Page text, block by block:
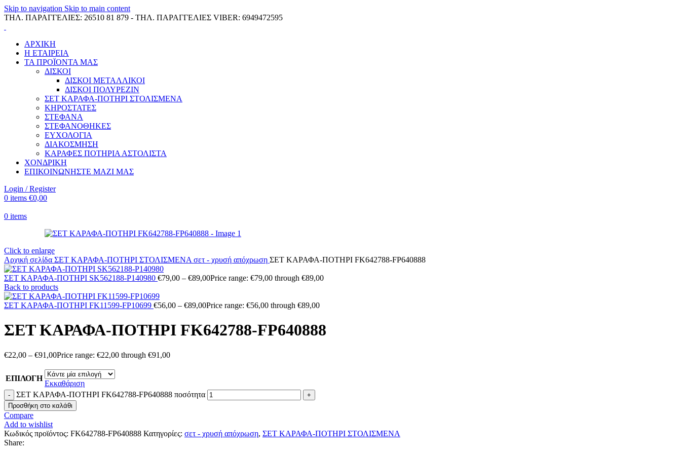
Skip to navigation Skip to main content
ΤΗΛ. ΠΑΡΑΓΓΕΛΙΕΣ: 26510 81 879 - ΤΗΛ. ΠΑΡΑΓΓΕΛΙΕΣ VIBER: 6949472595
ΑΡΧΙΚΗ
Η ΕΤΑΙΡΕΙΑ
ΤΑ ΠΡΟΪΟΝΤΑ ΜΑΣ
ΔΙΣΚΟΙ
ΔΙΣΚΟΙ ΜΕΤΑΛΛΙΚΟΙ
ΔΙΣΚΟΙ ΠΟΛΥΡΕΖΙΝ
ΣΕΤ ΚΑΡΑΦΑ-ΠΟΤΗΡΙ ΣΤΟΛΙΣΜΕΝΑ
ΚΗΡΟΣΤΑΤΕΣ
ΣΤΕΦΑΝΑ
ΣΤΕΦΑΝΟΘΗΚΕΣ
ΕΥΧΟΛΟΓΙΑ
ΔΙΑΚΟΣΜΗΣΗ
ΚΑΡΑΦΕΣ ΠΟΤΗΡΙΑ ΑΣΤΟΛΙΣΤΑ
ΧΟΝΔΡΙΚΗ
ΕΠΙΚΟΙΝΩΝΗΣΤΕ ΜΑΖΙ ΜΑΣ
Login / Register
0 items €0,00
0 items
Click to enlarge
Αρχική σελίδα ΣΕΤ ΚΑΡΑΦΑ-ΠΟΤΗΡΙ ΣΤΟΛΙΣΜΕΝΑ σετ - χρυσή απόχρωση ΣΕΤ ΚΑΡΑΦΑ-ΠΟΤΗΡΙ FK642788-FP640888
ΣΕΤ ΚΑΡΑΦΑ-ΠΟΤΗΡΙ SK562188-P140980 €79,00 – €89,00Price range: €79,00 through €89,00
Back to products
ΣΕΤ ΚΑΡΑΦΑ-ΠΟΤΗΡΙ FK11599-FP10699 €56,00 – €89,00Price range: €56,00 through €89,00
ΣΕΤ ΚΑΡΑΦΑ-ΠΟΤΗΡΙ FK642788-FP640888
€22,00 – €91,00Price range: €22,00 through €91,00
ΕΠΙΛΟΓΗ
Εκκαθάριση
ΣΕΤ ΚΑΡΑΦΑ-ΠΟΤΗΡΙ FK642788-FP640888 ποσότητα
Προσθήκη στο καλάθι
Compare
Add to wishlist
Κωδικός προϊόντος: FK642788-FP640888 Κατηγορίες: σετ - χρυσή απόχρωση, ΣΕΤ ΚΑΡΑΦΑ-ΠΟΤΗΡΙ ΣΤΟΛΙΣΜΕΝΑ
Share: